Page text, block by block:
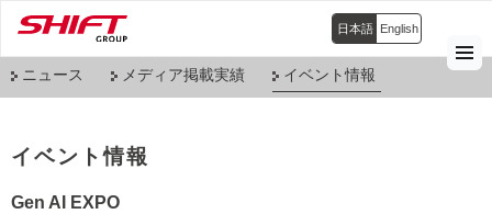
日本語 English
ニュース メディア掲載実績 イベント情報
イベント情報
Gen AI EXPO